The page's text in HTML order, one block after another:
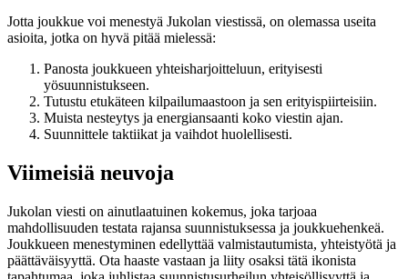
Jotta joukkue voi menestyä Jukolan viestissä, on olemassa useita
asioita, jotka on hyvä pitää mielessä:
Panosta joukkueen yhteisharjoitteluun, erityisesti
yösuunnistukseen.
Tutustu etukäteen kilpailumaastoon ja sen erityispiirteisiin.
Muista nesteytys ja energiansaanti koko viestin ajan.
Suunnittele taktiikat ja vaihdot huolellisesti.
Viimeisiä neuvoja
Jukolan viesti on ainutlaatuinen kokemus, joka tarjoaa
mahdollisuuden testata rajansa suunnistuksessa ja joukkuehenkeä.
Joukkueen menestyminen edellyttää valmistautumista, yhteistyötä ja
päättäväisyyttä. Ota haaste vastaan ja liity osaksi tätä ikonista